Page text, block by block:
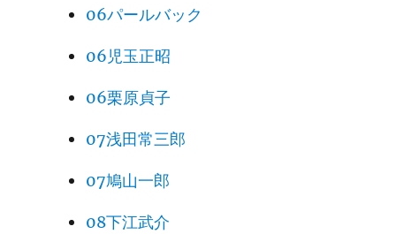
06パールバック
06児玉正昭
06栗原貞子
07浅田常三郎
07鳩山一郎
08下江武介